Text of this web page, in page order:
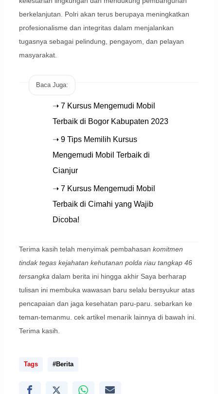
berkelanjutan. Polri akan terus berupaya meningkatkan
profesionalisme dan integritas dalam menjalankan
tugasnya sebagai pelindung, pengayom, dan pelayan
masyarakat.
Baca Juga:
➝ 7 Kursus Mengemudi Mobil
Terbaik di Bogor Kabupaten 2023
➝ 9 Tips Memilih Kursus
Mengemudi Mobil Terbaik di
Cianjur
➝ 7 Kursus Mengemudi Mobil
Terbaik di Cimahi yang Wajib
Dicoba!
Terima kasih telah menyimak pembahasan komitmen
tindak tegas kejahatan kehutanan polda riau tangkap 46
tersangka dalam berita ini hingga akhir Saya berharap
tulisan ini membuka wawasan baru selalu bersyukur atas
pencapaian dan jaga kesehatan paru-paru. sebarkan ke
teman-temanmu. cek artikel menarik lainnya di bawah ini.
Terima kasih.
Tags #Berita